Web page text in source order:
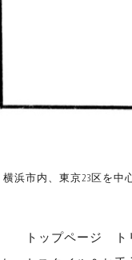
横浜市内、東京23区を
トップページ